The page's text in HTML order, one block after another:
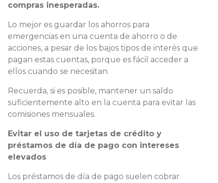
compras inesperadas.
Lo mejor es guardar los ahorros para
emergencias en una cuenta de ahorro o de
acciones, a pesar de los bajos tipos de interés que
pagan estas cuentas, porque es fácil acceder a
ellos cuando se necesitan.
Recuerda, si es posible, mantener un saldo
suficientemente alto en la cuenta para evitar las
comisiones mensuales.
Evitar el uso de tarjetas de crédito y
préstamos de día de pago con intereses
elevados
Los préstamos de día de pago suelen cobrar